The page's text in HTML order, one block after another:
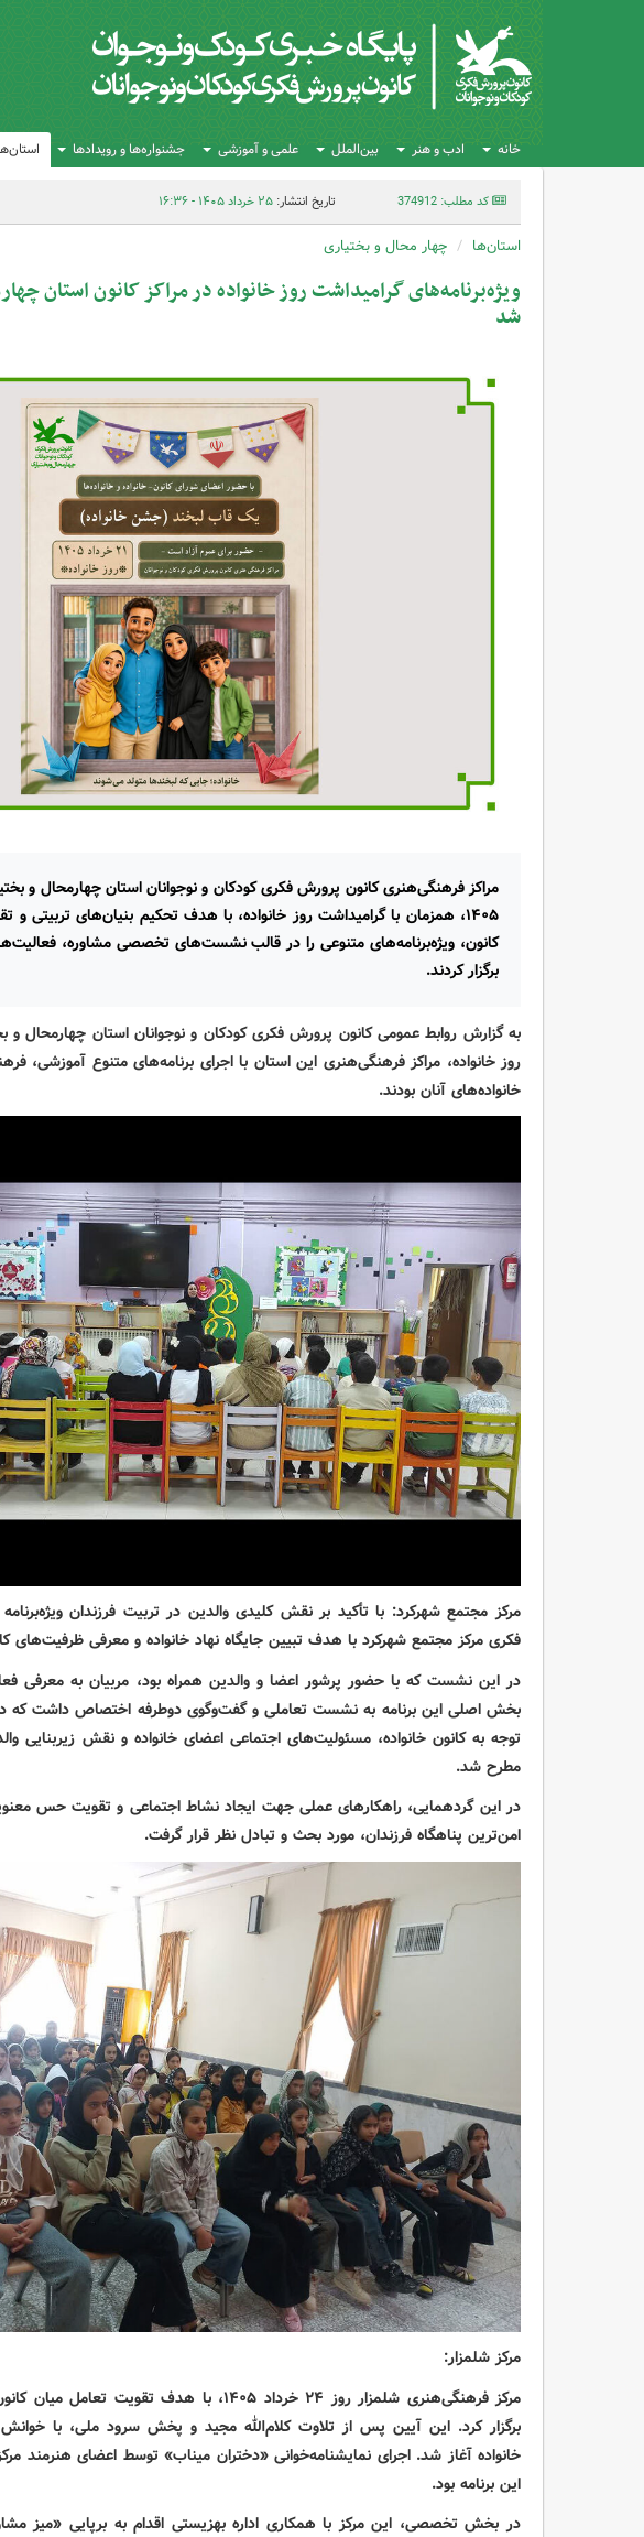
خانه ادب و هنر بین‌الملل علمی و آموزشی جشنواره‌ها و رویدادها
کد مطلب: 374912 تاریخ انتشار:۲۵ خرداد ۱۴۰۵ - ۱۶:۳۶
استان‌ها چهار محال و بختیاری
ویژه‌برنامه‌های گرامیداشت روز خانواده در مراکز کانون استان
شد
۱۴۰۵، همزمان با گرامیداشت روز خانواده، با هدف تحکیم بنیان‌های تربیتی
کانون، ویژه‌برنامه‌های متنوعی را در قالب نشست‌های تخصصی مشاوره،
برگزار کردند.
به گزارش روابط عمومی کانون پرورش فکری کودکان و نوجوانان استان چهارمحال و
روز خانواده، مراکز فرهنگی‌هنری این استان با اجرای برنامه‌های متنوع آموزشی،
خانواده‌های آنان بودند.
مرکز مجتمع شهرکرد: با تأکید بر نقش کلیدی والدین در تربیت فرزندان
فکری مرکز مجتمع شهرکرد با هدف تبیین جایگاه نهاد خانواده و معرفی ظرفیت‌های
در این نشست که با حضور پرشور اعضا و والدین همراه بود، مربیان به معرفی
بخش اصلی این برنامه به نشست تعاملی و گفت‌وگوی دوطرفه اختصاص داشت
توجه به کانون خانواده، مسئولیت‌های اجتماعی اعضای خانواده و نقش زیربنایی
مطرح شد.
در این گردهمایی، راهکارهای عملی جهت ایجاد نشاط اجتماعی و تقویت حس
امن‌ترین پناهگاه فرزندان، مورد بحث و تبادل نظر قرار گرفت.
مرکز شلمزار:
مرکز فرهنگی‌هنری شلمزار روز ۲۴ خرداد ۱۴۰۵، با هدف
برگزار کرد. این آیین پس از تلاوت کلام‌الله مجید و پخش سرود ملی، با
خانواده آغاز شد. اجرای نمایشنامه‌خوانی «دختران میناب» توسط اعضای
این برنامه بود.
در بخش تخصصی، این مرکز با همکاری اداره بهزیستی اقدام به برپایی «میز